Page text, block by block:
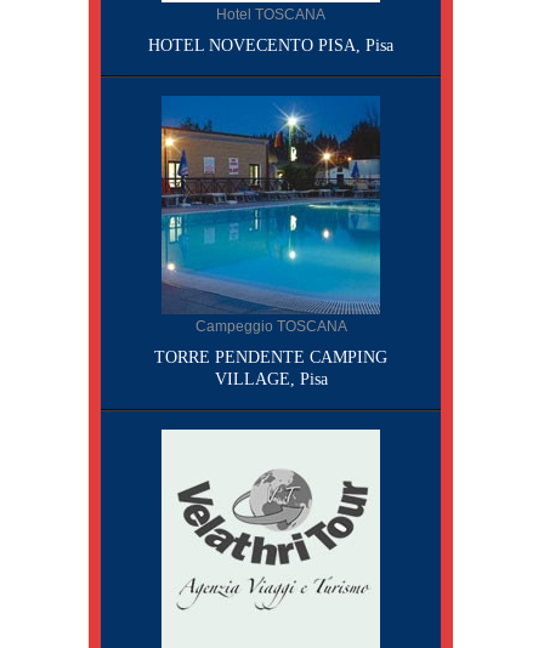
Hotel TOSCANA
HOTEL NOVECENTO PISA, Pisa
Campeggio TOSCANA
TORRE PENDENTE CAMPING
VILLAGE, Pisa